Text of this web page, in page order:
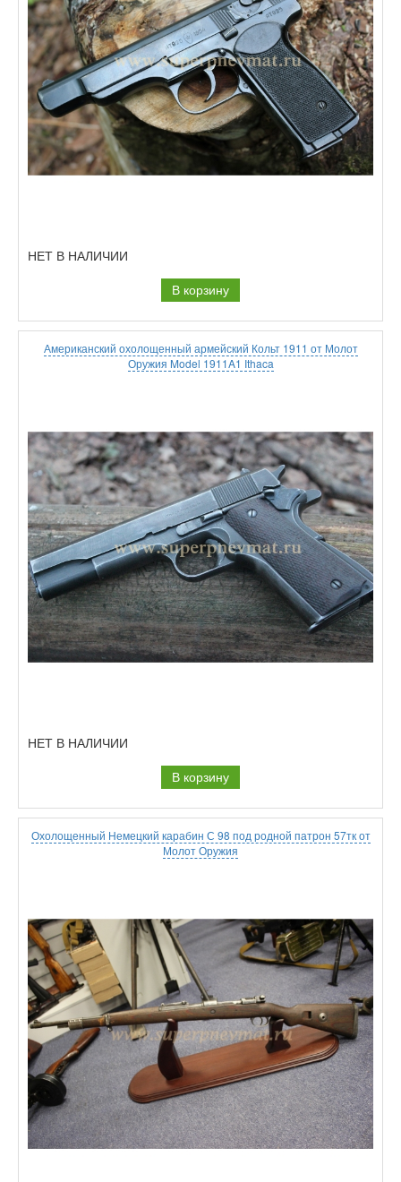
НЕТ В НАЛИЧИИ
В корзину
Американский охолощенный армейский Кольт 1911 от Молот
Оружия Model 1911A1 Ithaca
НЕТ В НАЛИЧИИ
В корзину
Охолощенный Немецкий карабин С 98 под родной патрон 57тк от
Молот Оружия